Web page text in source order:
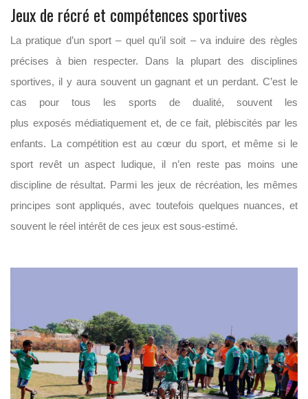
Jeux de récré et compétences sportives
La pratique d’un sport – quel qu’il soit – va induire des règles
précises à bien respecter. Dans la plupart des disciplines
sportives, il y aura souvent un gagnant et un perdant. C’est le
cas pour tous les sports de dualité, souvent les
plus exposés médiatiquement et, de ce fait, plébiscités par les
enfants. La compétition est au cœur du sport, et même si le
sport revêt un aspect ludique, il n’en reste pas moins une
discipline de résultat. Parmi les jeux de récréation, les mêmes
principes sont appliqués, avec toutefois quelques nuances, et
souvent le réel intérêt de ces jeux est sous-estimé.